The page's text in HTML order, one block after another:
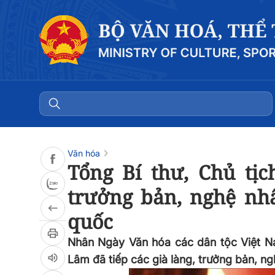
Văn hóa
Tổng Bí thư, Chủ
trưởng bản, nghệ
quốc
Nhân Ngày Văn hóa các dân tộc Việt
Lâm đã tiếp các già làng, trưởng bản,
0:00 0:00